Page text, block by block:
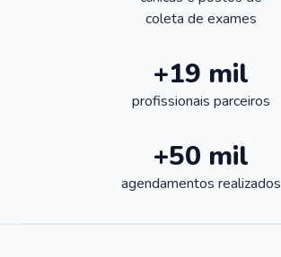
coleta de exames
+19 mil
profissionais parceiros
+50 mil
agendamentos realizados